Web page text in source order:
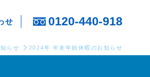
せ 0120-440-918
らせ 2024年 年末年始休暇のお知らせ